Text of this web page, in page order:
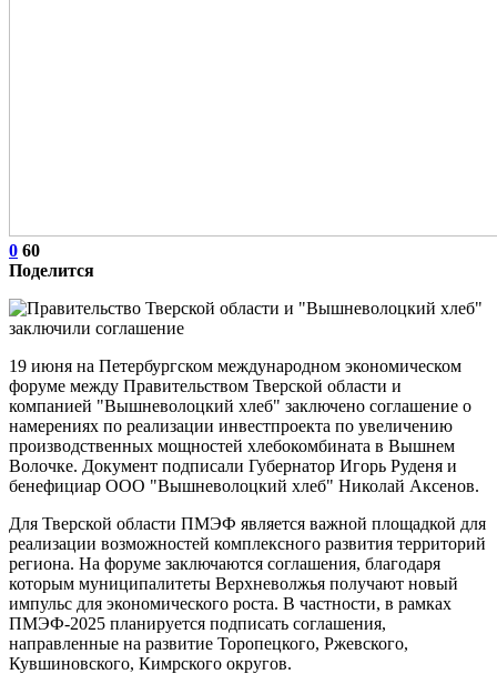
0 60
Поделится
19 июня на Петербургском международном экономическом
форуме между Правительством Тверской области и
компанией "Вышневолоцкий хлеб" заключено соглашение о
намерениях по реализации инвестпроекта по увеличению
производственных мощностей хлебокомбината в Вышнем
Волочке. Документ подписали Губернатор Игорь Руденя и
бенефициар ООО "Вышневолоцкий хлеб" Николай Аксенов.
Для Тверской области ПМЭФ является важной площадкой для
реализации возможностей комплексного развития территорий
региона. На форуме заключаются соглашения, благодаря
которым муниципалитеты Верхневолжья получают новый
импульс для экономического роста. В частности, в рамках
ПМЭФ-2025 планируется подписать соглашения,
направленные на развитие Торопецкого, Ржевского,
Кувшиновского, Кимрского округов.